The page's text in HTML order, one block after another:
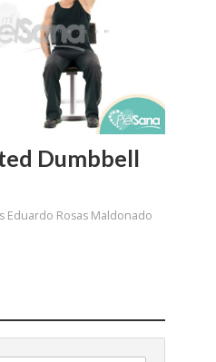
Dumbbell
Eduardo Rosas Maldonado